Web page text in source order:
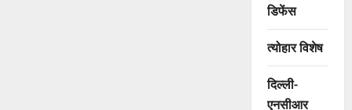
डिफेंस
त्योहार विशेष
दिल्ली-
एनसीआर